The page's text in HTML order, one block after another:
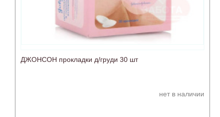
ДЖОНСОН прокладки д/груди 30 шт
нет в наличии